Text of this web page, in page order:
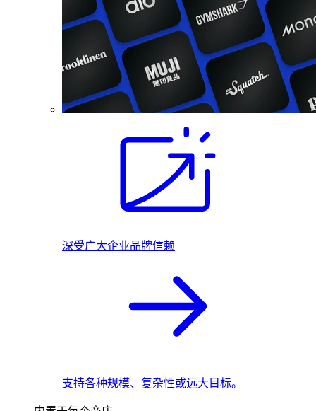
深受广大企业品牌信赖
支持各种规模、复杂性或远大目标。